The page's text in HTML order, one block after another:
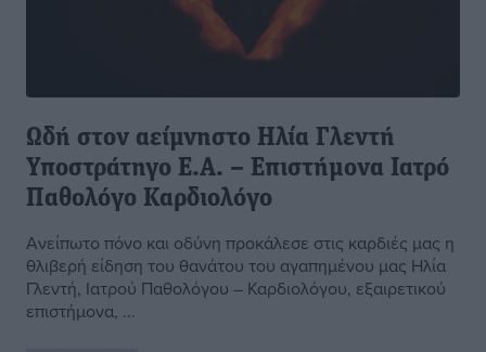
Ωδή στον αείμνηστο Ηλία Γλεντή
Υποστράτηγο Ε.Α. – Επιστήμονα Ιατρό
Παθολόγο Καρδιολόγο
Ανείπωτο πόνο και οδύνη προκάλεσε στις καρδιές μας η
θλιβερή είδηση του θανάτου του αγαπημένου μας Ηλία
Γλεντή, Ιατρού Παθολόγου – Καρδιολόγου, εξαιρετικού
επιστήμονα, ...